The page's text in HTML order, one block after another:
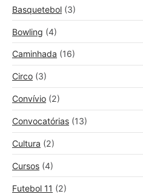
Basquetebol (3)
Bowling (4)
Caminhada (16)
Circo (3)
Convívio (2)
Convocatórias (13)
Cultura (2)
Cursos (4)
Futebol 11 (2)